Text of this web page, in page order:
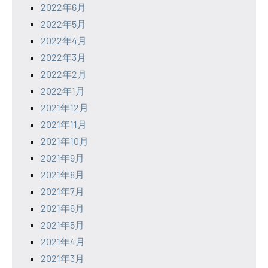
2022年6月
2022年5月
2022年4月
2022年3月
2022年2月
2022年1月
2021年12月
2021年11月
2021年10月
2021年9月
2021年8月
2021年7月
2021年6月
2021年5月
2021年4月
2021年3月